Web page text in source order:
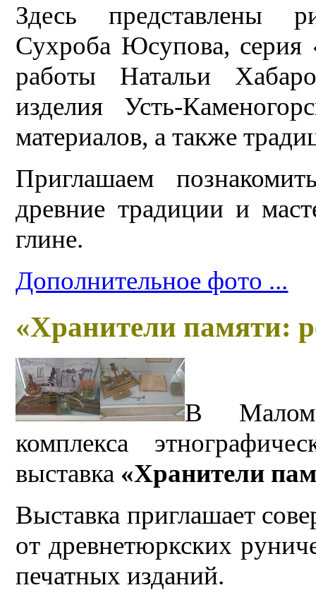
Здесь представлены
Сухроба Юсупова, серия
работы Натальи
изделия Усть-
материалов, а также
Приглашаем
древние традиции и
глине.
Дополнительное фото ...
«Хранители памяти:
В Малом
комплекса
выставка «Хранители
Выставка приглашает
от древнетюркских
печатных изданий.